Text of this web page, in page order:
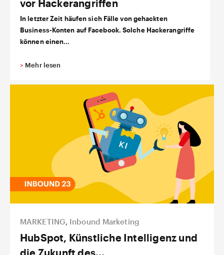
vor Hackerangriffen
In letzter Zeit häufen sich Fälle von gehackten
Business-Konten auf Facebook. Solche Hackerangriffe
können einen...
> Mehr lesen
MARKETING, Inbound Marketing
HubSpot, Künstliche Intelligenz und
die Zukunft des...